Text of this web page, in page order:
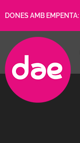
DONES AMB EMPENTA: